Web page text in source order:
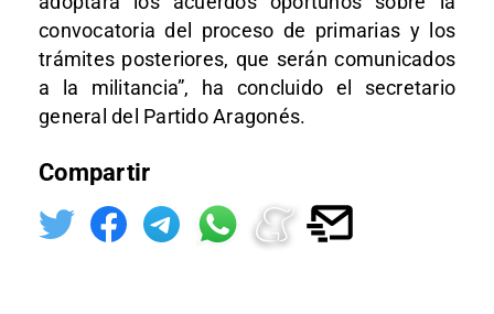
convocatoria del proceso de primarias y los
trámites posteriores, que serán comunicados
a la militancia”, ha concluido el secretario
general del Partido Aragonés.
Compartir